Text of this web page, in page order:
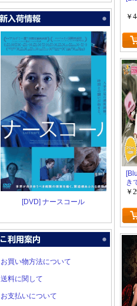
[DVD] ナースコール
お買い物方法について
送料に関して
お支払いについて
￥
き
￥